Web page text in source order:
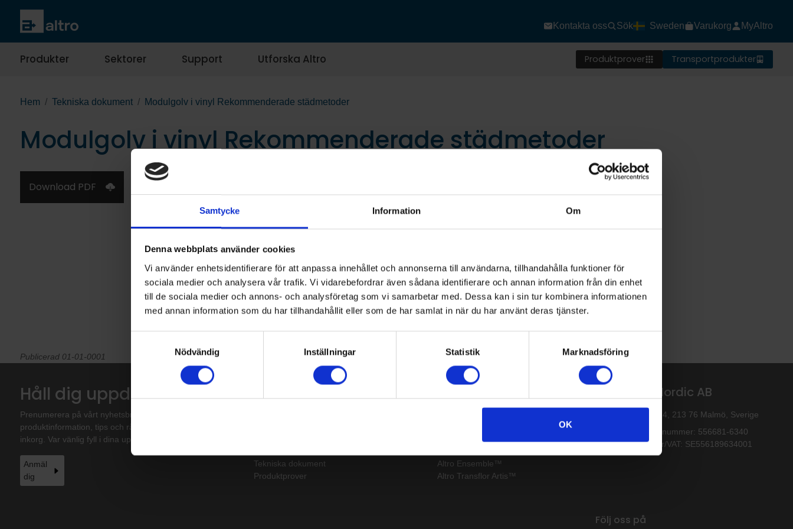
Samtycke Information Om
Denna webbplats använder cookies
Vi använder enhetsidentifierare för att anpassa innehållet och annonserna till användarna, tillhandahålla funktioner för
sociala medier och analysera vår trafik. Vi vidarebefordrar även sådana identifierare och annan information från din enhet
till de sociala medier och annons- och analysföretag som vi samarbetar med. Dessa kan i sin tur kombinera informationen
med annan information som du har tillhandahållit eller som de har samlat in när du har använt deras tjänster.
Nödvändig
Inställningar Statistik Marknadsföring
OK
Kontakta oss Sök Sweden Varukorg MyAltro
Produkter Sektorer Support Utforska Altro Produktprover Transportprodukter
Hem Tekniska dokument Modulgolv i vinyl Rekommenderade städmetoder
Modulgolv i vinyl Rekommenderade städmetoder
Download PDF
Publicerad 01-01-0001
Håll dig uppdaterad!
Prenumerera på vårt nyhetsbrev. Få nyheter,
produktinformation, tips och råd direkt i din
inkorg. Var vänlig fyll i dina uppgifter.
Anmäl
dig
Tekniska dokument
Produktprover
Altro Cantata™ adhesive‐free
Altro Ensemble™
Altro Transflor Artis™
Altro Nordic AB
Flintyxegatan 4, 213 76 Malmö, Sverige
Organisationsnummer: 556681-6340
Momsnummer/VAT: SE556189634001
Följ oss på